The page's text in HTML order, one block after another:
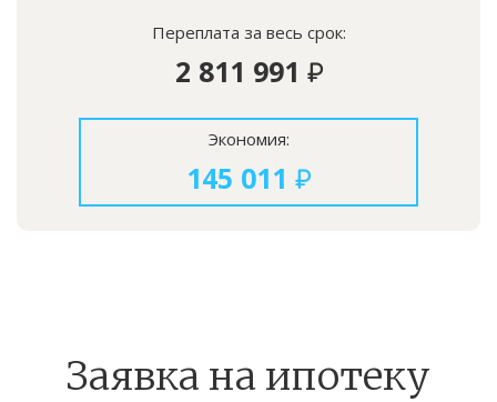
Переплата за весь срок:
2 811 991
Экономия:
145 011
Заявка на ипотеку